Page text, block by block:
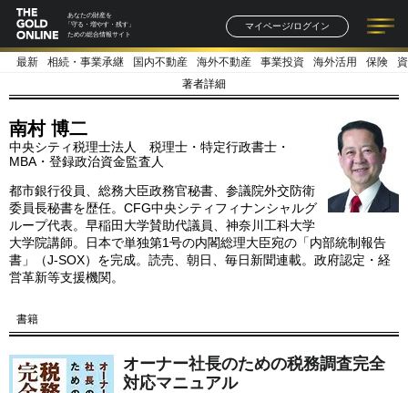
あなたの財産を
「守る・増やす・残す」
ための総合情報サイト
マイページ/ログイン
記事一覧 連載一覧
著者一覧 書籍一覧
最新 相続・事業承継 国内不動産 海外不動産 事業投資 海外活用 保険
著者詳細
南村 博二
中央シティ税理士法人 税理士・特定行政書士・
MBA・登録政治資金監査人
都市銀行役員、総務大臣政務官秘書、参議院外交防衛
委員長秘書を歴任。CFG中央シティフィナンシャルグ
ループ代表。早稲田大学賛助代議員、神奈川工科大学
大学院講師。日本で単独第1号の内閣総理大臣宛の「内部統制報告
書」（J-SOX）を完成。読売、朝日、毎日新聞連載。政府認定・経
営革新等支援機関。
書籍
オーナー社長のための税務調査完全
対応マニュアル